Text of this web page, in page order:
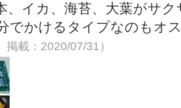
、イカ、海苔、大葉がサ
でかけるタイプなのもオ
載：2020/07/31）